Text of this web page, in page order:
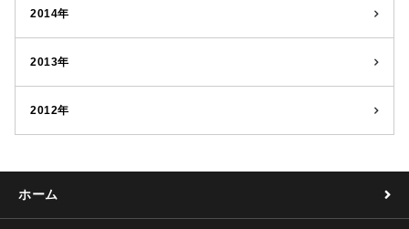
2014年
2013年
2012年
ホーム